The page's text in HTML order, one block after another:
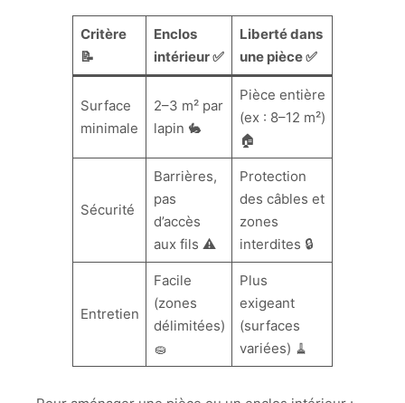
Critère
📝
Enclos
intérieur ✅
Liberté dans
une pièce ✅
Surface
minimale
2–3 m² par
lapin 🐇
Pièce entière
(ex : 8–12 m²)
🏠
Sécurité
Barrières,
pas
d’accès
aux fils ⚠️
Protection
des câbles et
zones
interdites 🔒
Entretien
Facile
(zones
délimitées)
🧽
Plus
exigeant
(surfaces
variées) 🧹